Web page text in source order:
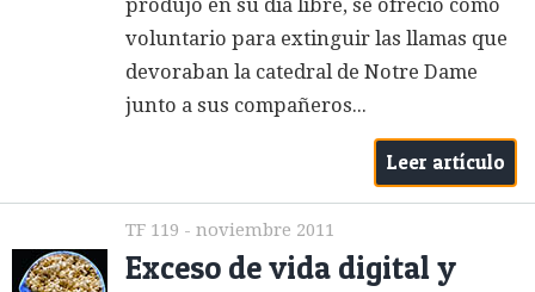
produjo en su día libre, se ofreció como
voluntario para extinguir las llamas que
devoraban la catedral de Notre Dame
junto a sus compañeros...
Leer artículo
TF 119 - noviembre 2011
Exceso de vida digital y